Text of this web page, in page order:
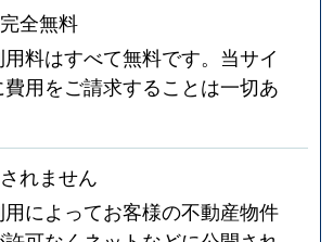
全無料
料はすべて無料です。当サイ
費用をご請求することは一切あ
れません
によってお客様の不動産物件